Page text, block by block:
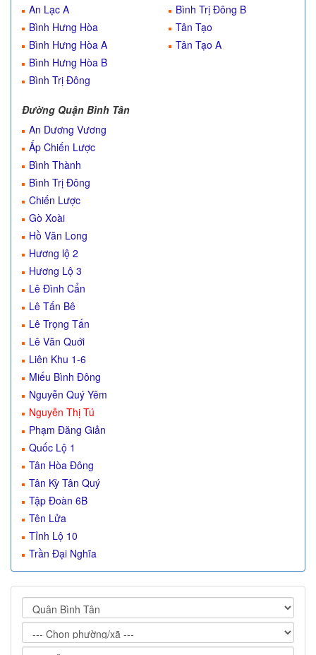
An Lạc A
Bình Hưng Hòa
Bình Hưng Hòa A
Bình Hưng Hòa B
Bình Trị Đông
Bình Trị Đông B
Tân Tạo
Tân Tạo A
Đường Quận Bình Tân
An Dương Vương
Ấp Chiến Lược
Bình Thành
Bình Trị Đông
Chiến Lược
Gò Xoài
Hồ Văn Long
Hương lộ 2
Hương Lộ 3
Lê Đình Cẩn
Lê Tấn Bê
Lê Trọng Tấn
Lê Văn Quới
Liên Khu 1-6
Miếu Bình Đông
Nguyễn Quý Yêm
Nguyễn Thị Tú
Phạm Đăng Giản
Quốc Lộ 1
Tân Hòa Đông
Tân Kỳ Tân Quý
Tập Đoàn 6B
Tên Lửa
Tỉnh Lộ 10
Trần Đại Nghĩa